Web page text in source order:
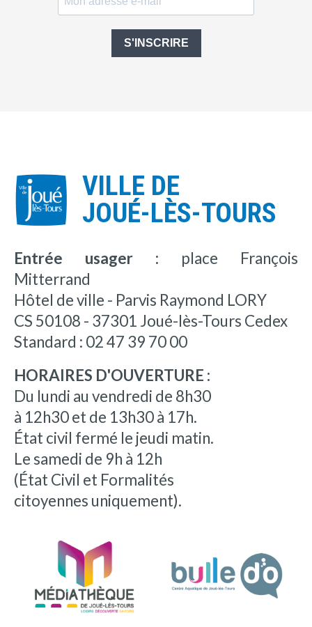
S'INSCRIRE
VILLE DE
JOUÉ-LÈS-TOURS
Entrée usager : place François
Mitterrand
Hôtel de ville - Parvis Raymond LORY
CS 50108 - 37301 Joué-lès-Tours Cedex
Standard : 02 47 39 70 00
HORAIRES D'OUVERTURE :
Du lundi au vendredi de 8h30
à 12h30 et de 13h30 à 17h.
État civil fermé le jeudi matin.
Le samedi de 9h à 12h
(État Civil et Formalités
citoyennes uniquement).